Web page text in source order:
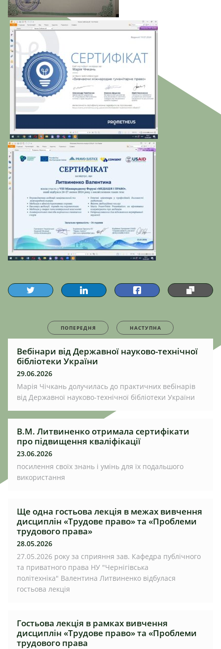
ПОПЕРЕДНЯ НАСТУПНА
Вебінари від Державної науково-технічної
бібліотеки України
29.06.2026
Марія Чічкань долучилась до практичних вебінарів
від Державної науково-технічної бібліотеки України
В.М. Литвиненко отримала сертифікати
про підвищення кваліфікації
23.06.2026
посилення своїх знань і умінь для їх подальшого
використання
Ще одна гостьова лекція в межах вивчення
дисциплін «Трудове право» та «Проблеми
трудового права»
28.05.2026
27.05.2026 року за сприяння зав. Кафедра публічного
та приватного права НУ "Чернігівська
політехніка" Валентина Литвиненко відбулася
гостьова лекція
Гостьова лекція в рамках вивчення
дисциплін «Трудове право» та «Проблеми
трудового права